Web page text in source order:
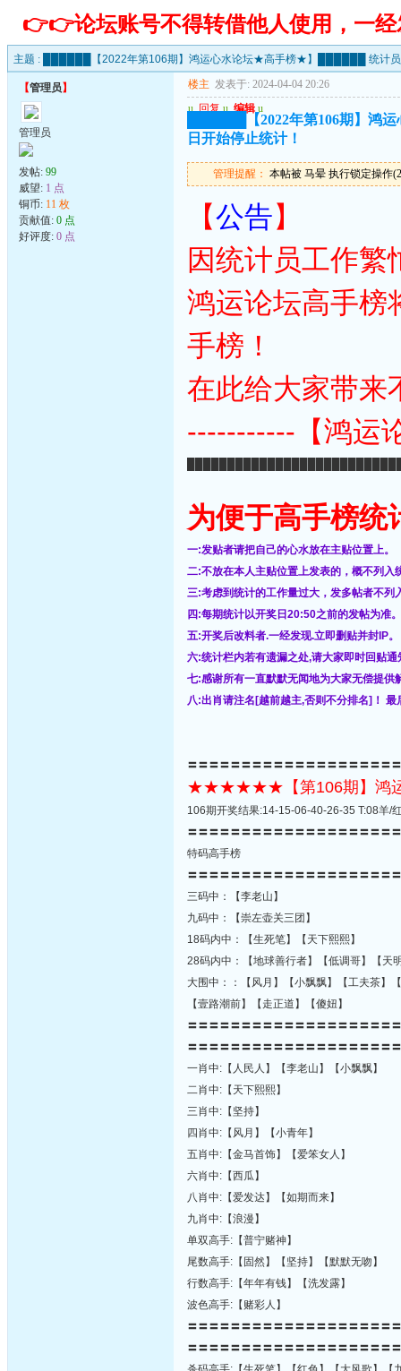
👉👉论坛账号不得转借他人使用，一
主题 : ██████【2022年第106期】鸿运心水论坛★高手榜★】██████ 统计员
【管理员 】
管理员
发帖: 99
威望: 1 点
铜币: 11 枚
贡献值: 0 点
好评度: 0 点
楼主 发表于: 2024-04-04 20:26
u 回复 u 编辑 u
██████【2022年第106期】鸿
日开始停止统计！
管理提醒： 本帖被 马晕 执行锁定操作
【公告】
因统计员工作繁
鸿运论坛高手榜
手榜！
在此给大家带来
-----------【鸿运
为便于高手榜统
一:发贴者请把自己的心水放在主贴位置上。
二:不放在本人主贴位置上发表的，概不列入
三:考虑到统计的工作量过大，发多帖者不列
四:每期统计以开奖日20:50之前的发帖为准。
五:开奖后改料者.一经发现.立即删贴并封IP。
六:统计栏内若有遗漏之处,请大家即时回贴
七:感谢所有一直默默无闻地为大家无偿提
八:出肖请注名[越前越主,否则不分排名]！
〓〓〓〓〓〓〓〓〓〓〓〓〓〓〓〓〓〓〓
★★★★★★【第106期】鸿
106期开奖结果:14-15-06-40-26-35 T:08羊
〓〓〓〓〓〓〓〓〓〓〓〓〓〓〓〓〓〓〓
特码高手榜
〓〓〓〓〓〓〓〓〓〓〓〓〓〓〓〓〓〓〓
三码中：【李老山】
九码中：【崇左壶关三团】
18码内中：【生死笔】【天下熙熙】
28码内中：【地球善行者】【低调哥】【天
大围中：：【风月】【小飘飘】【工夫茶】
【壹路潮前】【走正道】【傻妞】
〓〓〓〓〓〓〓〓〓〓〓〓〓〓〓〓〓〓〓
〓〓〓〓〓〓〓〓〓〓〓〓〓〓〓〓〓〓〓
一肖中:【人民人】【李老山】【小飘飘】
二肖中:【天下熙熙】
三肖中:【坚持】
四肖中:【风月】【小青年】
五肖中:【金马首饰】【爱笨女人】
六肖中:【西瓜】
八肖中:【爱发达】【如期而来】
九肖中:【浪漫】
单双高手:【普宁赌神】
尾数高手:【固然】【坚持】【默默无吻】
行数高手:【年年有钱】【洗发露】
波色高手:【赌彩人】
〓〓〓〓〓〓〓〓〓〓〓〓〓〓〓〓〓〓〓
〓〓〓〓〓〓〓〓〓〓〓〓〓〓〓〓〓〓〓